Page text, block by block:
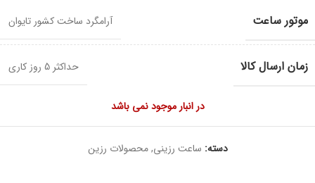
موتور ساعت آرامگرد ساخت کشور تایوان
زمان ارسال کالا حداکثر 5 روز کاری
در انبار موجود نمی باشد
دسته: ساعت رزینی, محصولات رزین